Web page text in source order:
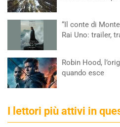
“Il conte di
Rai Uno: trailer,
Robin Hood,
quando esce
I lettori più attivi in